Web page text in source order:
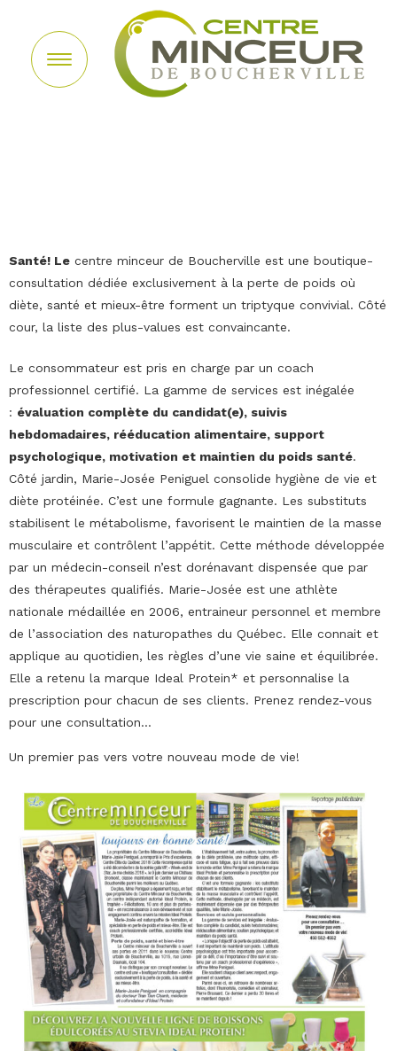
Santé! Le centre minceur de Boucherville est une boutique-
consultation dédiée exclusivement à la perte de poids où
diète, santé et mieux-être forment un triptyque convivial. Côté
cour, la liste des plus-values est convaincante.
Le consommateur est pris en charge par un coach
professionnel certifié. La gamme de services est inégalée
: évaluation complète du candidat(e), suivis
hebdomadaires, rééducation alimentaire, support
psychologique, motivation et maintien du poids santé.
Côté jardin, Marie-Josée Peniguel consolide hygiène de vie et
diète protéinée. C’est une formule gagnante. Les substituts
stabilisent le métabolisme, favorisent le maintien de la masse
musculaire et contrôlent l’appétit. Cette méthode développée
par un médecin-conseil n’est dorénavant dispensée que par
des thérapeutes qualifiés. Marie-Josée est une athlète
nationale médaillée en 2006, entraineur personnel et membre
de l’association des naturopathes du Québec. Elle connait et
applique au quotidien, les règles d’une vie saine et équilibrée.
Elle a retenu la marque Ideal Protein* et personnalise la
prescription pour chacun de ses clients. Prenez rendez-vous
pour une consultation…
Un premier pas vers votre nouveau mode de vie!